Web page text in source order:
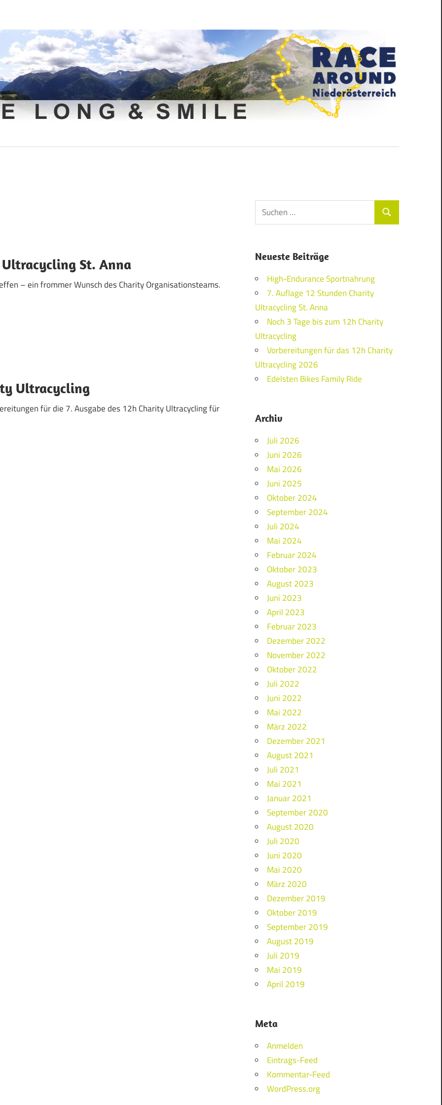
St. Anna
– ein frommer Wunsch des Charity Organisationsteams.
Ultracycling
für die 7. Ausgabe des 12h Charity Ultracycling für
Suchen
nach:
Suchen
Neueste Beiträge
High-Endurance Sportnahrung
7. Auflage 12 Stunden Charity
Ultracycling St. Anna
Noch 3 Tage bis zum 12h Charity
Ultracycling
Vorbereitungen für das 12h Charity
Ultracycling 2026
Edelsten Bikes Family Ride
Archiv
Juli 2026
Juni 2026
Mai 2026
Juni 2025
Oktober 2024
September 2024
Juli 2024
Mai 2024
Februar 2024
Oktober 2023
August 2023
Juni 2023
April 2023
Februar 2023
Dezember 2022
November 2022
Oktober 2022
Juli 2022
Juni 2022
Mai 2022
März 2022
Dezember 2021
August 2021
Juli 2021
Mai 2021
Januar 2021
September 2020
August 2020
Juli 2020
Juni 2020
Mai 2020
März 2020
Dezember 2019
Oktober 2019
September 2019
August 2019
Juli 2019
Mai 2019
April 2019
Meta
Anmelden
Eintrags-Feed
Kommentar-Feed
WordPress.org